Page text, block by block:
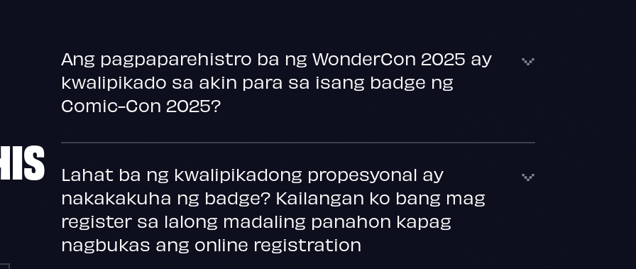
Ang pagpaparehistro ba ng WonderCon 2025 ay
kwalipikado sa akin para sa isang badge ng
Comic-Con 2025?
Lahat ba ng kwalipikadong propesyonal ay
nakakakuha ng badge? Kailangan ko bang mag
register sa lalong madaling panahon kapag
nagbukas ang online registration